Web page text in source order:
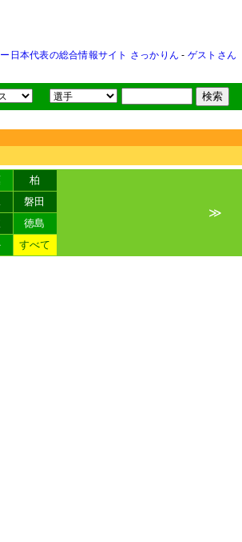
日本代表の総合情報サイト さっかりん - ゲストさん
柏
磐田
徳島
すべて
≫